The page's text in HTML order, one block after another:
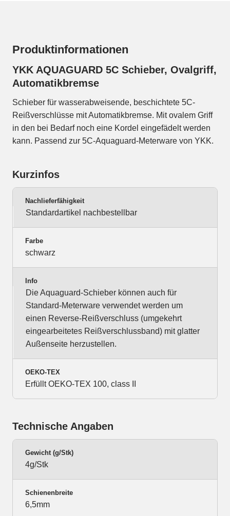
Produktinformationen
YKK AQUAGUARD 5C Schieber, Ovalgriff,
Automatikbremse
Schieber für wasserabweisende, beschichtete 5C-
Reißverschlüsse mit Automatikbremse. Mit ovalem Griff
in den bei Bedarf noch eine Kordel eingefädelt werden
kann. Passend zur 5C-Aquaguard-Meterware von YKK.
Kurzinfos
Nachlieferfähigkeit
Standardartikel nachbestellbar
Farbe
schwarz
Info
Die Aquaguard-Schieber können auch für
Standard-Meterware verwendet werden um
einen Reverse-Reißverschluss (umgekehrt
eingearbeitetes Reißverschlussband) mit glatter
Außenseite herzustellen.
OEKO-TEX
Erfüllt OEKO-TEX 100, class II
Technische Angaben
Gewicht (g/Stk)
4g/Stk
Schienenbreite
6,5mm